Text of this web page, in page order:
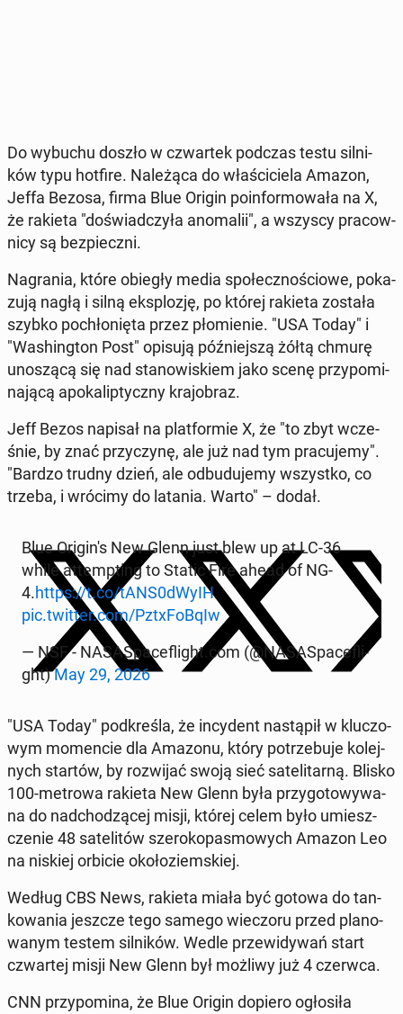
Do wybuchu doszło w czwar­tek podczas testu sil­ni­
ków typu hotfire. Na­le­żą­ca do wła­ści­cie­la Amazon,
Jeffa Bezosa, firma Blue Origin po­in­for­mo­wa­ła na X,
że rakieta "do­świad­czy­ła ano­ma­lii", a wszyscy pra­cow­
ni­cy są bez­piecz­ni.
Na­gra­nia, które obiegły media spo­łecz­no­ścio­we, po­ka­
zu­ją nagłą i silną eks­plo­zję, po której rakieta została
szybko po­chło­nię­ta przez pło­mie­nie. "USA Today" i
"Wa­shing­ton Post" opisują póź­niej­szą żółtą chmurę
uno­szą­cą się nad sta­no­wi­skiem jako scenę przy­po­mi­
na­ją­cą apo­ka­lip­tycz­ny kra­jo­braz.
Jeff Bezos napisał na plat­for­mie X, że "to zbyt wcze­
śnie, by znać przy­czy­nę, ale już nad tym pra­cu­je­my".
"Bardzo trudny dzień, ale od­bu­du­je­my wszyst­ko, co
trzeba, i wrócimy do latania. Warto" – dodał.
Blue Ori­gi­n's New Glenn just blew up at LC-36
while at­temp­ting to Static Fire ahead of NG-
4.https://t.co/tANS0dWyIH
pic.twitter.com/PztxFo­BqIw
— NSF - NA­SA­Spa­ce­fli­ght.com (@NA­SA­Spa­ce­fli­
ght)May 29, 2026
"USA Today" pod­kre­śla, że in­cy­dent na­stą­pił w klu­czo­
wym mo­men­cie dla Amazonu, który po­trze­bu­je ko­lej­
nych startów, by roz­wi­jać swoją sieć sa­te­li­tar­ną. Blisko
100-metrowa rakieta New Glenn była przy­go­to­wy­wa­
na do nad­cho­dzą­cej misji, której celem było umiesz­
cze­nie 48 sa­te­li­tów sze­ro­ko­pa­smo­wych Amazon Leo
na niskiej orbicie oko­ło­ziem­skiej.
Według CBS News, rakieta miała być gotowa do tan­
ko­wa­nia jeszcze tego samego wie­czo­ru przed pla­no­
wa­nym testem sil­ni­ków. Wedle prze­wi­dy­wań start
czwar­tej misji New Glenn był możliwy już 4 czerwca.
CNN przy­po­mi­na, że Blue Origin dopiero ogło­si­ła